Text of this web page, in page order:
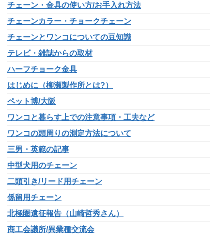
チェーン・金具の使い方/お手入れ方法
チェーンカラー・チョークチェーン
チェーンとワンコについての豆知識
テレビ・雑誌からの取材
ハーフチョーク金具
はじめに（柳瀬製作所とは?）
ペット博/大阪
ワンコと暮らす上での注意事項・工夫など
ワンコの頭周りの測定方法について
三男・英範の記事
中型犬用のチェーン
二頭引き/リード用チェーン
係留用チェーン
北極圏遠征報告（山崎哲秀さん）
商工会議所/異業種交流会